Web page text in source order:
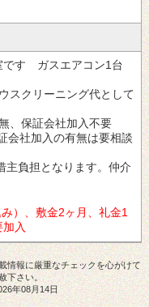
です ガスエアコン1台
スクリーニング代として
、保証会社加入不要
会社加入の有無は要相談
負担となります。 仲介
）、敷金2ヶ月、礼金1
入
情報に厳重なチェックを心がけて
下さい。
年08月14日